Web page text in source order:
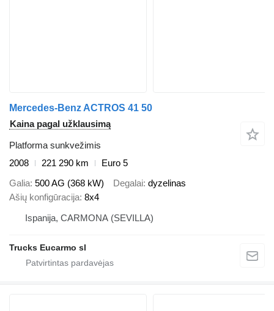
Mercedes-Benz ACTROS 41 50
Kaina pagal užklausimą
Platforma sunkvežimis
2008
221 290 km
Euro 5
Galia 500 AG (368 kW) Degalai dyzelinas
Ašių konfigūracija 8x4
Ispanija, CARMONA (SEVILLA)
Trucks Eucarmo sl